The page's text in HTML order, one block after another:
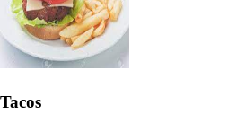
Tacos